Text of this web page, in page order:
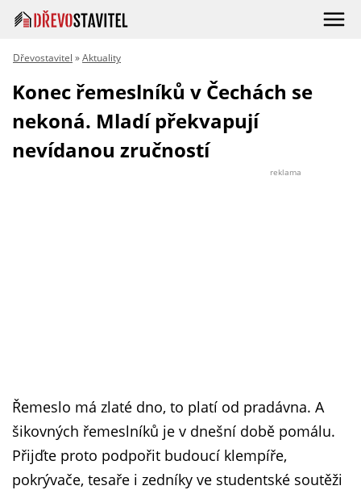
Dřevostavitel »Aktuality
Konec řemeslníků v Čechách se
nekoná. Mladí překvapují
nevídanou zručností
reklama
Řemeslo má zlaté dno, to platí od pradávna. A
šikovných řemeslníků je v dnešní době pomálu.
Přijďte proto podpořit budoucí klempíře,
pokrývače, tesaře i zedníky ve studentské soutěži